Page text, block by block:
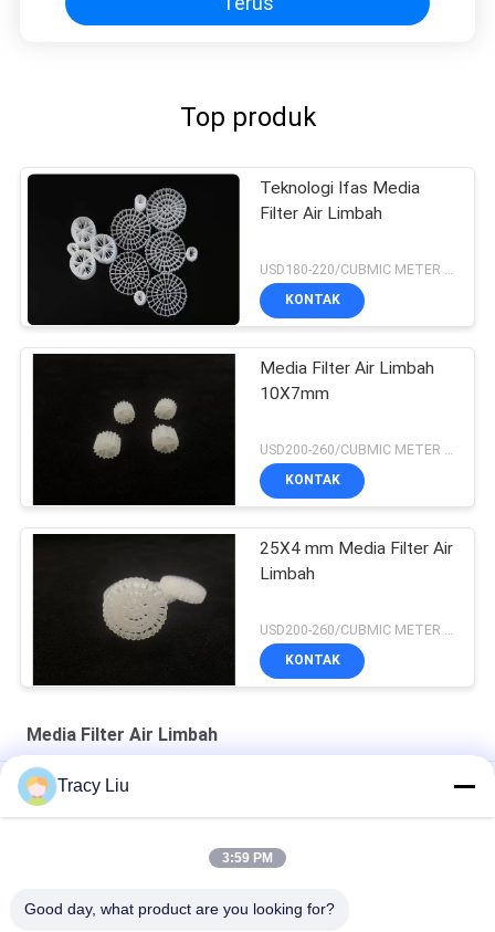
taking the time to set it up properly!""The Pico
the difference. No more eye strain during long
Top produk
Teknologi Ifas Media
Filter Air Limbah
USD180-220/CUBMIC METER MOQ:1CubmicMeter
KONTAK
Media Filter Air Limbah
10X7mm
KONTAK
25X4 mm Media Filter Air
Limbah
KONTAK
Media Filter Air Limbah
HDPE 19 Kamar MBBR Media Filter Air Limbah 25X10mm
Cetakan Ekstrusi Media Filter Air Limbah 25X4mm Putih
Tracy Liu
3:59 PM
Good day, what product are you looking for?